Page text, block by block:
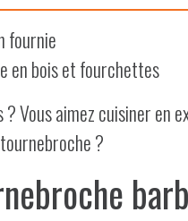
fournie
en bois et fourchettes
? Vous aimez cuisiner
?